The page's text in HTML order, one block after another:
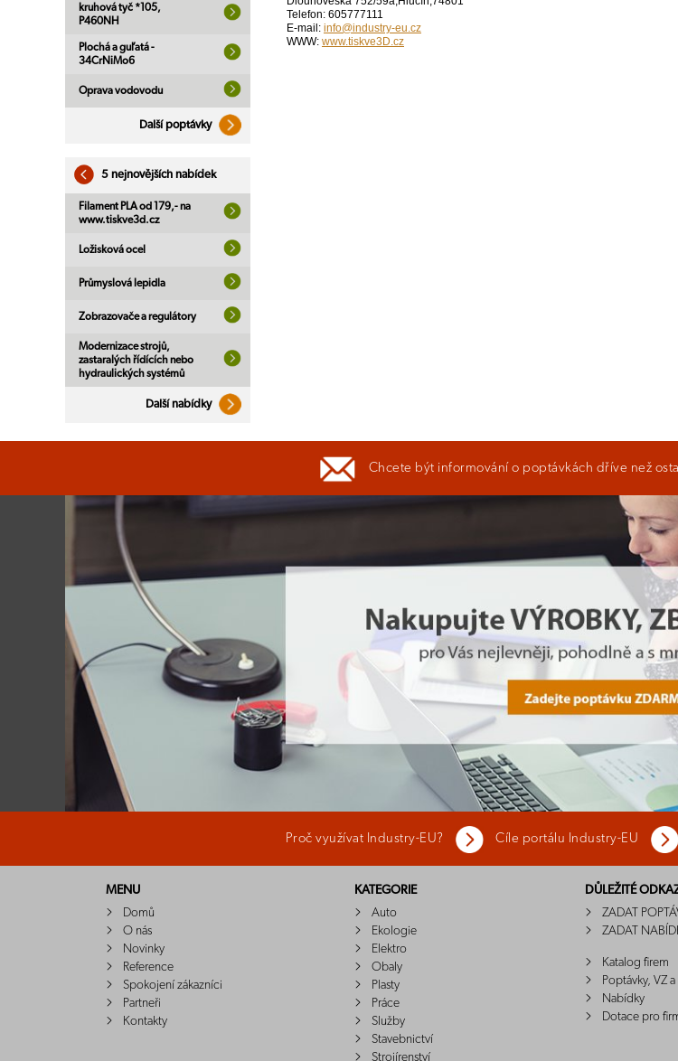
kruhová tyč *105,
P460NH
Plochá a guľatá -
34CrNiMo6
Oprava vodovodu
Další poptávky
5 nejnovějších nabídek
Filament PLA od 179,- na
www.tiskve3d.cz
Ložisková ocel
Průmyslová lepidla
Zobrazovače a regulátory
Modernizace strojů,
zastaralých řídících nebo
hydraulických systémů
Další nabídky
Telefon: 605777111
E-mail: info@industry-eu.cz
WWW: www.tiskve3D.cz
Chcete být informování o poptávkách dříve než
Proč využívat Industry-EU? Cíle portálu Industry-EU
MENU
Domů
O nás
Novinky
Reference
Spokojení zákazníci
Partneři
Kontakty
KATEGORIE
Auto
Ekologie
Elektro
Obaly
Plasty
Práce
Služby
Stavebnictví
Strojírenství
DŮLEŽITÉ
ZADAT
ZADAT
Katalog firem
Poptávky, VZ
Nabídky
Dotace pro